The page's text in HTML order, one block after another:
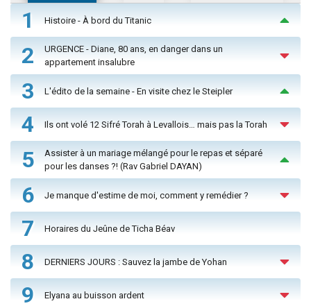
1 Histoire - À bord du Titanic
2
URGENCE - Diane, 80 ans, en danger dans un
appartement insalubre
3 L'édito de la semaine - En visite chez le Steipler
4 Ils ont volé 12 Sifré Torah à Levallois… mais pas la Torah
5
Assister à un mariage mélangé pour le repas et séparé
pour les danses ?! (Rav Gabriel DAYAN)
6 Je manque d'estime de moi, comment y remédier ?
7 Horaires du Jeûne de Ticha Béav
8 DERNIERS JOURS : Sauvez la jambe de Yohan
9 Elyana au buisson ardent